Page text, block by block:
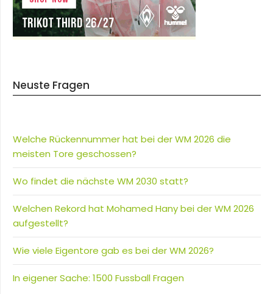
Neuste Fragen
Welche Rückennummer hat bei der WM 2026 die
meisten Tore geschossen?
Wo findet die nächste WM 2030 statt?
Welchen Rekord hat Mohamed Hany bei der WM 2026
aufgestellt?
Wie viele Eigentore gab es bei der WM 2026?
In eigener Sache: 1500 Fussball Fragen